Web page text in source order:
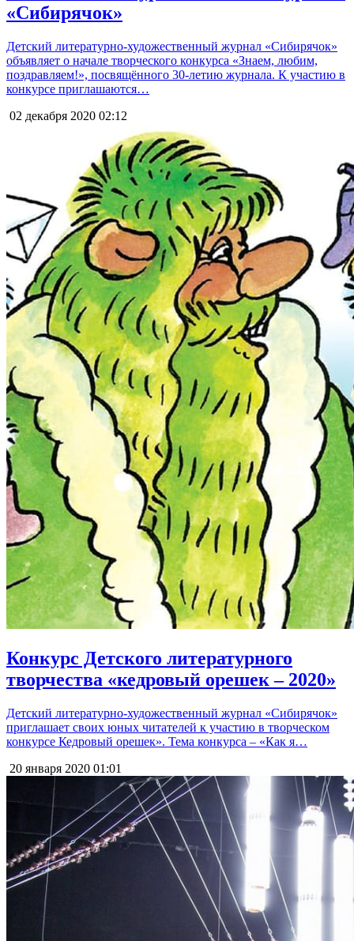
«Сибирячок»
Детский литературно-художественный журнал «Сибирячок»
объявляет о начале творческого конкурса «Знаем, любим,
поздравляем!», посвящённого 30-летию журнала. К участию в
конкурсе приглашаются…
02 декабря 2020 02:12
Конкурс Детского литературного
творчества «кедровый орешек – 2020»
Детский литературно-художественный журнал «Сибирячок»
приглашает своих юных читателей к участию в творческом
конкурсе Кедровый орешек». Тема конкурса – «Как я…
20 января 2020 01:01